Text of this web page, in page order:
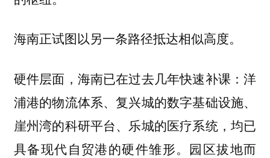
海南正试图以另一条路径抵达相似高度。
硬件层面，海南已在过去几年快速补课：洋
浦港的物流体系、复兴城的数字基础设施、
崖州湾的科研平台、乐城的医疗系统，均已
具备现代自贸港的硬件雏形。园区拔地而